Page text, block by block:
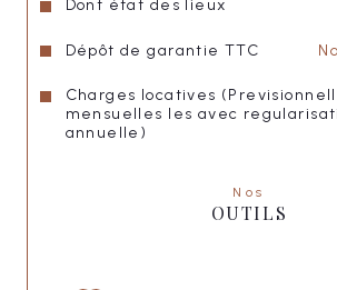
Honoraires agence : 650,00 €
" LISA IMMOBILIER"
Dont état des lieux
Dépôt de garantie TTC
Charges locatives
mensuelles les avec
annuelle)
Nos
OUTILS